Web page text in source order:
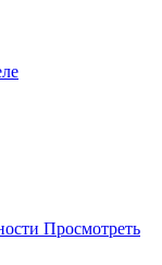
Просмотреть